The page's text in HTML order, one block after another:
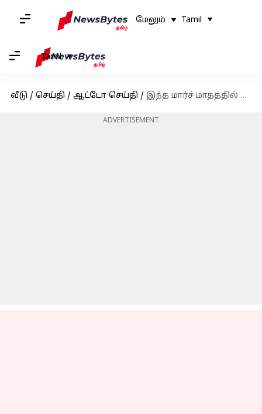
மேலும் Tamil
Tamil
வீடு / செய்தி / ஆட்டோ செய்தி / இந்த மார்ச் மாதத்தில் ரெனால்ட் கார்களுக்கு செம்ம தள்ளுபடி அறிவிப்பு!
ADVERTISEMENT